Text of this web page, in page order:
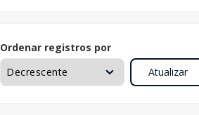
Ordenar registros por